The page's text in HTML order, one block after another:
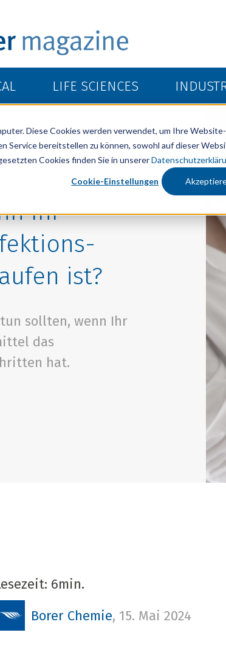
Diese Cookies werden verwendet, um Ihre
Service bereitstellen zu können, sowohl auf dieser
Cookies finden Sie in unserer
Cookie-Einstellungen
LIFE SCIENCES
Ihr
ist?
sollten, wenn Ihr
das
hat.
6min.
Borer Chemie, 15. Mai 2024